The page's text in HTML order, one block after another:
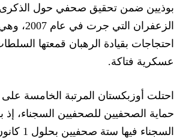
بوذيين ضمن تحقيق صحفي حول الذكرى
الزعفران التي جرت في عام 2007، وه
احتجاجات بقيادة الرهبان قمعتها
عسكرية فتاكة.
احتلت أوزبكستان المرتبة الخامسة
حماية الصحفيين للصحفيين السجناء، إذ
السجناء